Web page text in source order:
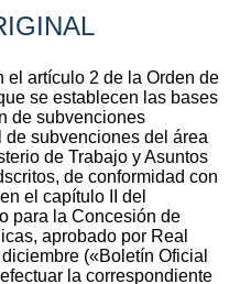
el artículo 2 de la Orden de
se establecen las bases
de subvenciones
subvenciones del área
de Trabajo y Asuntos
de conformidad con
el capítulo II del
para la Concesión de
aprobado por Real
(«Boletín Oficial
la correspondiente